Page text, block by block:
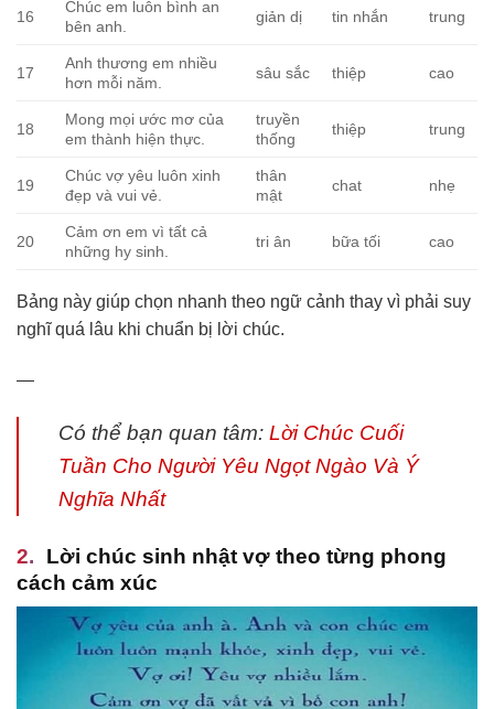
16
Chúc em luôn bình an
bên anh.
giản dị tin nhắn trung
17
Anh thương em nhiều
hơn mỗi năm.
sâu sắc thiệp cao
18
Mong mọi ước mơ của
em thành hiện thực.
truyền
thống
thiệp trung
19
Chúc vợ yêu luôn xinh
đẹp và vui vẻ.
thân
mật
chat nhẹ
20
Cảm ơn em vì tất cả
những hy sinh.
tri ân bữa tối cao
Bảng này giúp chọn nhanh theo ngữ cảnh thay vì phải suy
nghĩ quá lâu khi chuẩn bị lời chúc.
—
Có thể bạn quan tâm: Lời Chúc Cuối
Tuần Cho Người Yêu Ngọt Ngào Và Ý
Nghĩa Nhất
Lời chúc sinh nhật vợ theo từng phong
cách cảm xúc